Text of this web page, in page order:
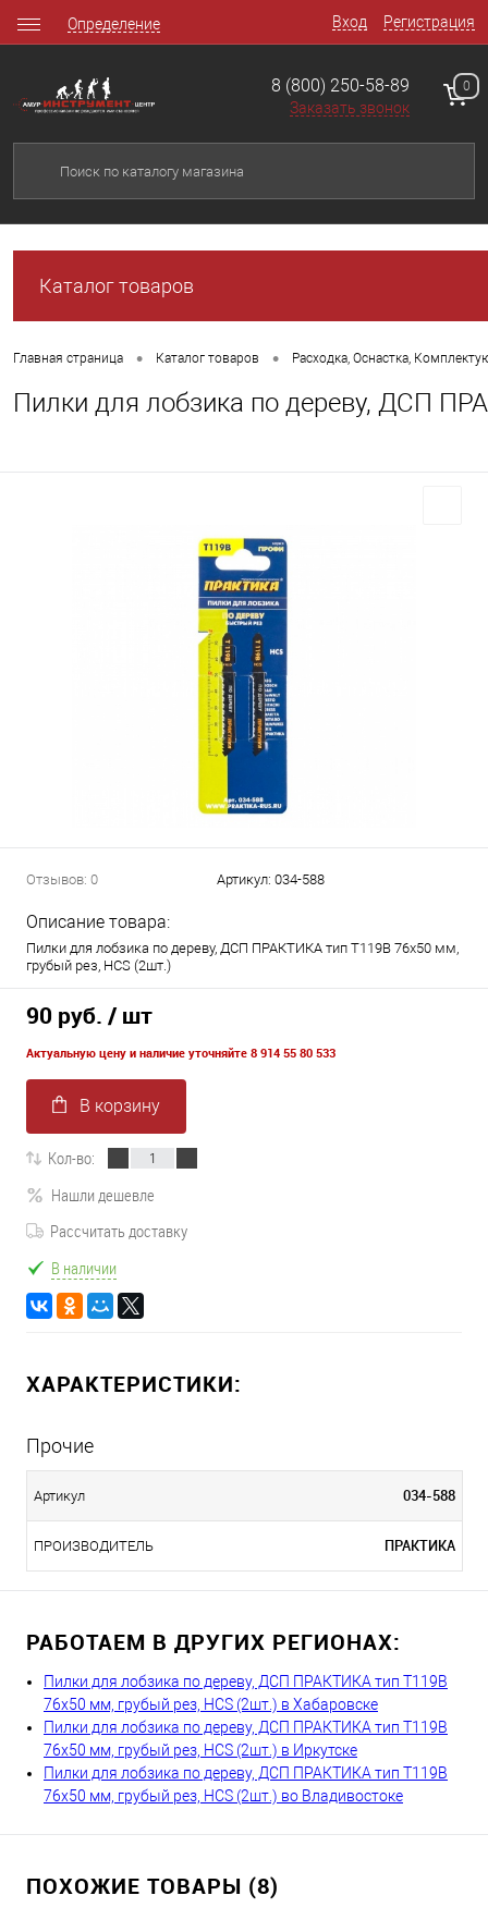
Вход Регистрация
Определение
8 (800) 250-58-89
Заказать звонок
0
Каталог товаров
Главная страница • Каталог товаров • Расходка, Оснастка,
Пилки для лобзика по дереву, ДСП
Отзывов: 0 Артикул: 034-588
Описание товара:
Пилки для лобзика по дереву, ДСП ПРАКТИКА тип T119B 76х50 мм,
грубый рез, HCS (2шт.)
90 руб. / шт
Актуальную цену и наличие уточняйте 8 914 55 80 533
В корзину
Кол-во:
Нашли дешевле
Рассчитать доставку
В наличии
ХАРАКТЕРИСТИКИ:
Прочие
Артикул 034-588
ПРОИЗВОДИТЕЛЬ ПРАКТИКА
РАБОТАЕМ В ДРУГИХ РЕГИОНАХ:
Пилки для лобзика по дереву, ДСП ПРАКТИКА тип T119B
76х50 мм, грубый рез, HCS (2шт.) в Хабаровске
Пилки для лобзика по дереву, ДСП ПРАКТИКА тип T119B
76х50 мм, грубый рез, HCS (2шт.) в Иркутске
Пилки для лобзика по дереву, ДСП ПРАКТИКА тип T119B
76х50 мм, грубый рез, HCS (2шт.) во Владивостоке
ПОХОЖИЕ ТОВАРЫ (8)